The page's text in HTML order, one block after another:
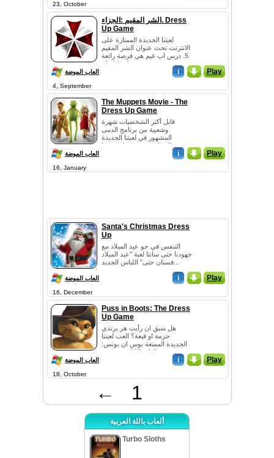
23, October
الشر المقيم :الجزاء. Dress
Up Game
لعبتنا الجديدة الممتازة على
الانترنت تحت عنوان الشر المقيم
5. درس اب غيم هي فرصة رائعة
العاب الموضة i _ Play
4, September
The Muppets Movie - The
Dress Up Game
قابل أكثر الشخصيات شهرة
وشعبية من برنامج الدمى
المشهور في لعبتنا الجديدة
العاب الموضة i _ Play
16, January
Santa's Christmas Dress
Up
التنفس في جو عيد الميلاد مع
جهودنا حتى سانتا لعبة "عيد الميلاد
العاب الموضة i _ Play
16, December
Puss in Boots: The Dress
Up Game
هل سبق ان رأيت هر يرتدي
جزمة او قبعة؟ العب لعبتنا
الجديدة الممتعة بوس ان بوتس:
العاب الموضة i _ Play
18, October
← 1
ألعاب باللة العربية
Turbo Sloths